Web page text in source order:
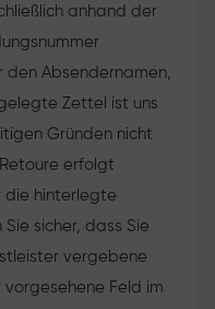
anhand der
den Absendernamen,
Zettel ist uns
Gründen nicht
erfolgt
hinterlegte
sicher, dass Sie
vergebene
vorgesehene Feld im